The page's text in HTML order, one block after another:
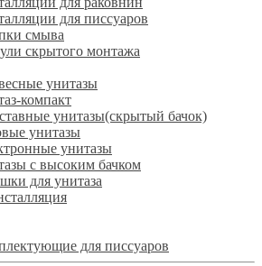
для писсуаров
смыва
скрытого монтажа
унитазы
компакт
унитазы(скрытый бачок)
унитазы
унитазы
с высоким бачком
для унитаза
для писсуаров